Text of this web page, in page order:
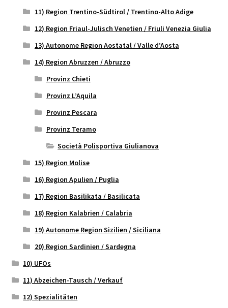
11) Region Trentino-Südtirol / Trentino-Alto Adige
12) Region Friaul-Julisch Venetien / Friuli Venezia Giulia
13) Autonome Region Aostatal / Valle d’Aosta
14) Region Abruzzen / Abruzzo
Provinz Chieti
Provinz L’Aquila
Provinz Pescara
Provinz Teramo
Società Polisportiva Giulianova
15) Region Molise
16) Region Apulien / Puglia
17) Region Basilikata / Basilicata
18) Region Kalabrien / Calabria
19) Autonome Region Sizilien / Siciliana
20) Region Sardinien / Sardegna
10) UFOs
11) Abzeichen-Tausch / Verkauf
12) Spezialitäten